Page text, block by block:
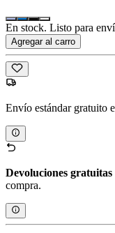
En stock. Listo para
Agregar al carro
Envío estándar gratuito
Devoluciones gratuitas
compra.